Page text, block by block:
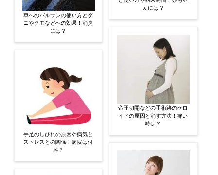
車へのバルサンの使い方とダ
ニやクモなどへの効果！消臭
には？
手足のしびれの原因や病気と
ストレスとの関係！病院は何
科？
んには？
帝王切開などの手術跡のケロ
イドの原因と消す方法！痛い
時は？